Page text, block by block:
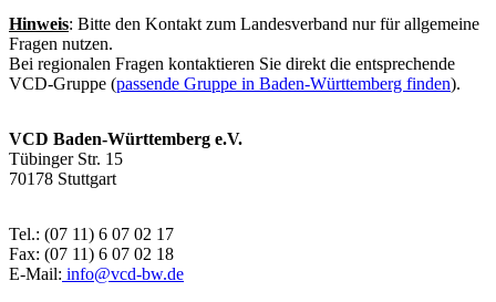
Hinweis: Bitte den Kontakt zum Landesverband nur für allgemeine
Fragen nutzen.
Bei regionalen Fragen kontaktieren Sie direkt die entsprechende
VCD-Gruppe (passende Gruppe in Baden-Württemberg finden).
VCD Baden-Württemberg e.V.
Tübinger Str. 15
70178 Stuttgart
Tel.: (07 11) 6 07 02 17
Fax: (07 11) 6 07 02 18
E-Mail: info@vcd-bw.de